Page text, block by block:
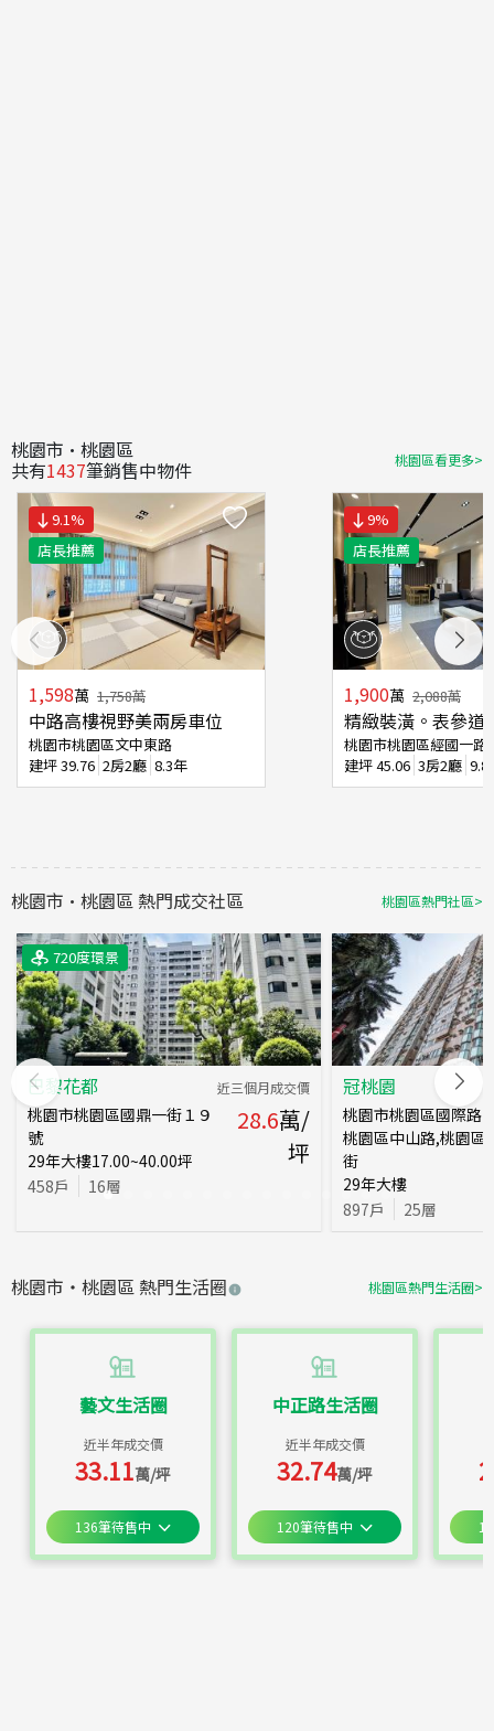
桃園市·桃園區
共有1437筆銷售中物件 桃園區看更多>
9.1%
店長推薦
1,598萬 1,758萬
中路高樓視野美兩房車位
桃園市桃園區文中東路
建坪39.76 2房2廳 8.3年
9%
店長推薦
1,900萬 2,088萬
精緻裝潢。表參道
桃園市桃園區經國一路
建坪45.06 3房2廳 9.8
桃園市 · 桃園區 熱門成交社區 桃園區熱門社區>
巴黎花都 近三個月成交價
桃園市桃園區國鼎一街１９
號
29年大樓17.00~40.00坪
458戶 16層
28.6萬/
坪
冠桃園
桃園市桃園區國際路
桃園區中山路,桃園區
街
29年大樓
897戶 25層
720度環景
720度環景
桃園市 ・ 桃園區 熱門生活圈 桃園區熱門生活圈>
藝文生活圈
近半年成交價
33.11萬/坪
136筆待售中
中正路生活圈
近半年成交價
32.74萬/坪
120筆待售中